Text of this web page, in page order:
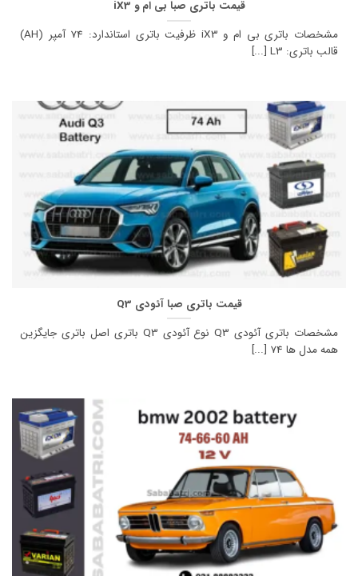
قیمت باتری صبا بی ام و iX3
مشخصات باتری بی ام و iX3 ظرفیت باتری استاندارد: 74 آمپر (AH)
قالب باتری: L3 [...]
قیمت باتری صبا آئودی Q3
مشخصات باتری آئودی Q3 نوع آئودی Q3 باتری اصل باتری جایگزین
همه مدل ها 74 [...]